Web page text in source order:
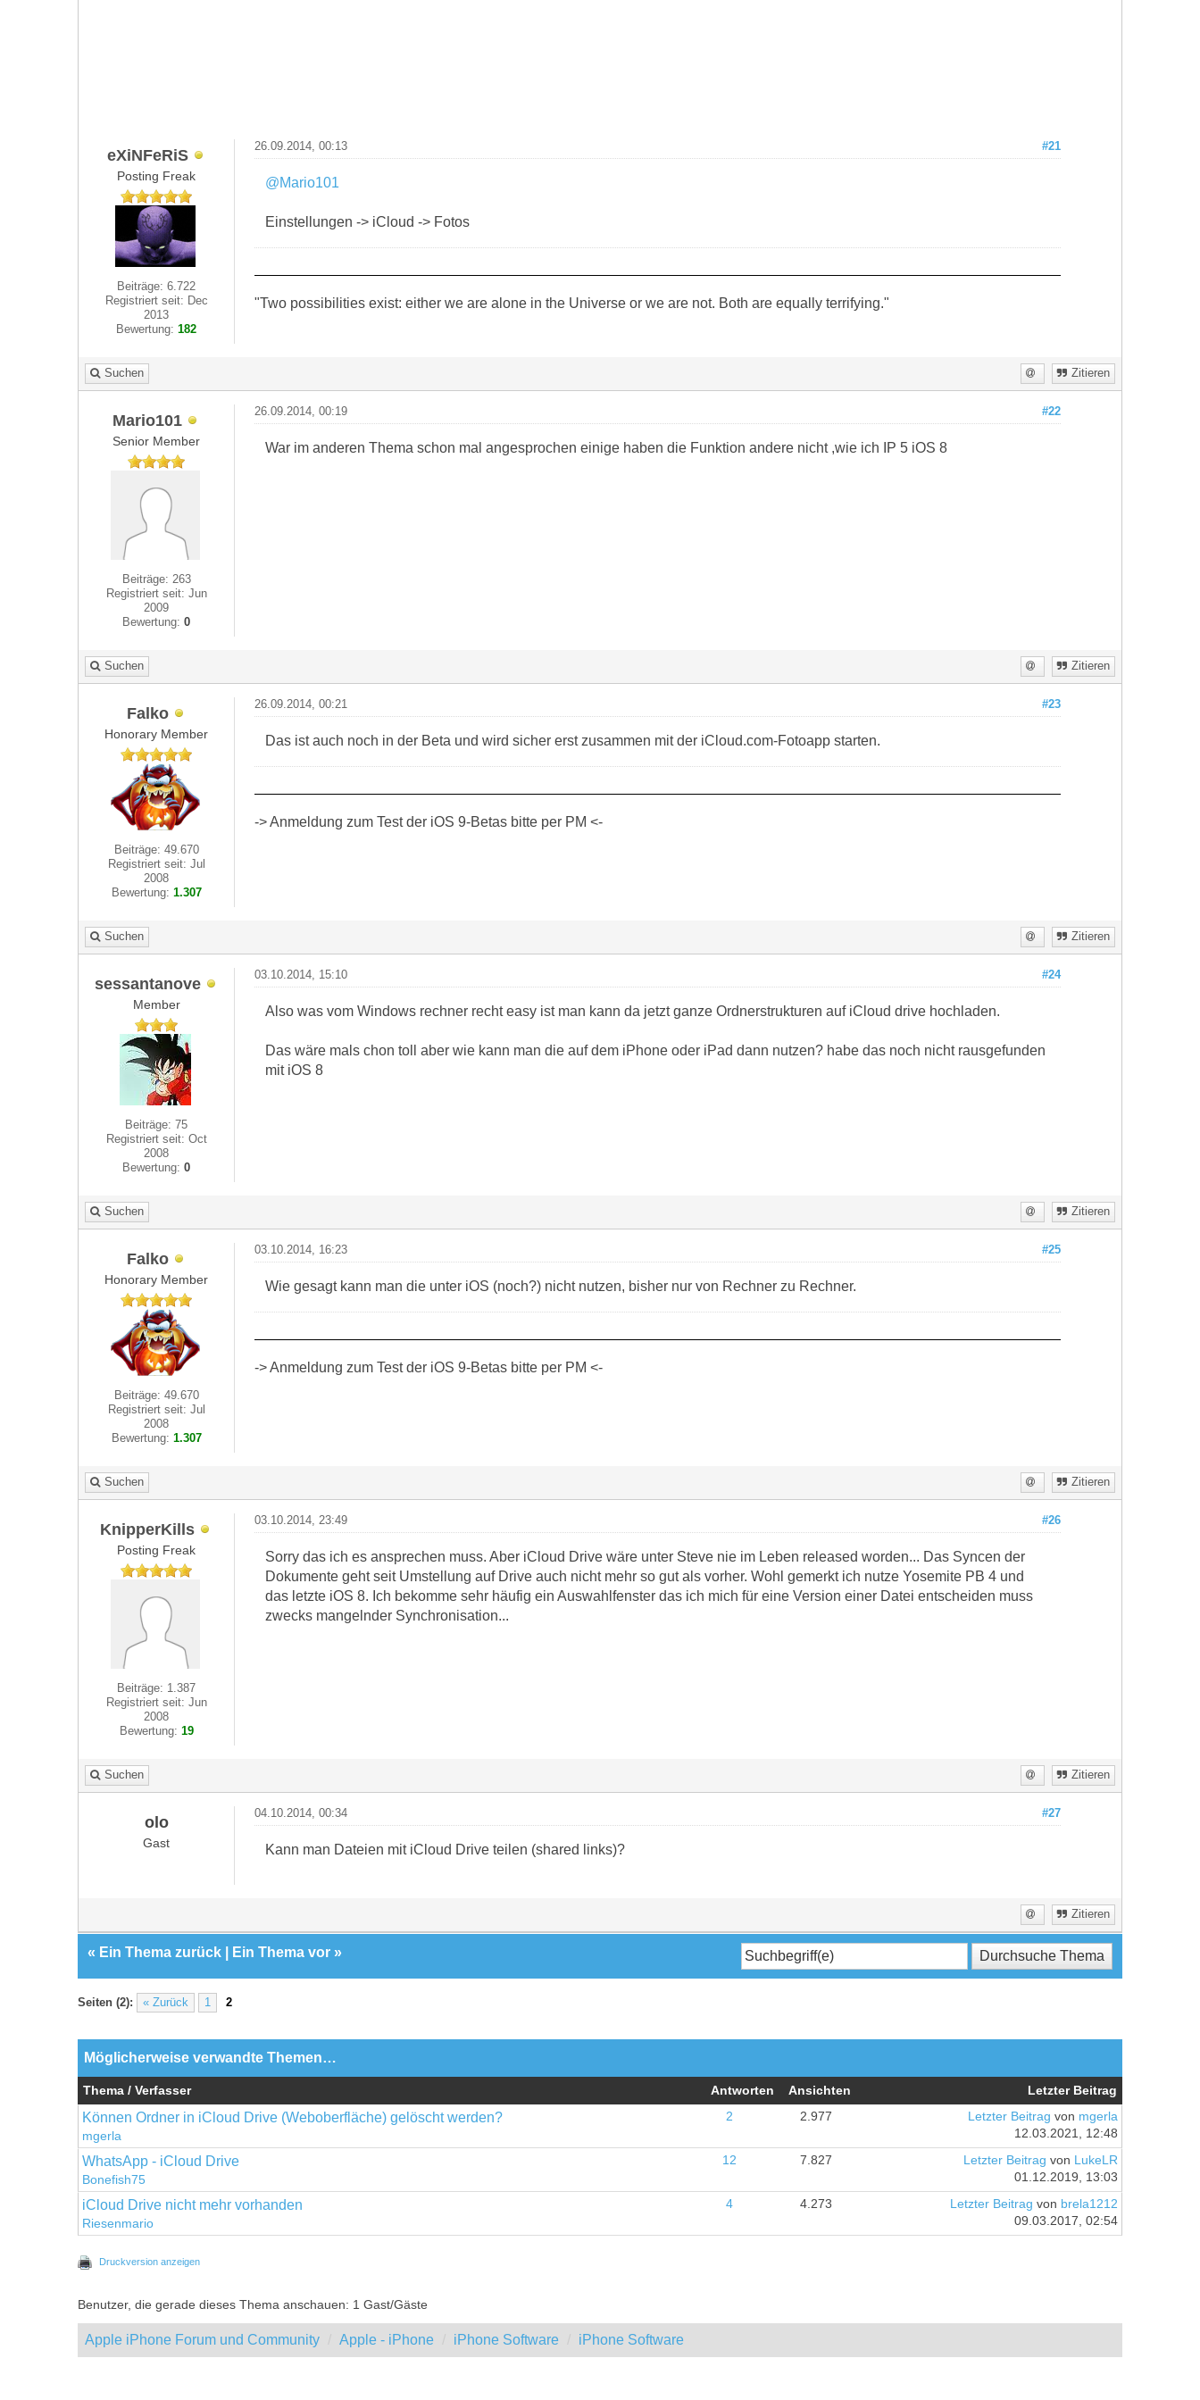
eXiNFeRiS
Posting Freak
Beiträge: 6.722
Registriert seit: Dec
2013
Bewertung:182
#21
26.09.2014, 00:13
@Mario101
Einstellungen -> iCloud -> Fotos
"Two possibilities exist: either we are alone in the Universe or we are not. Both are equally terrifying."
Suchen Zitieren
Mario101
Senior Member
Beiträge: 263
Registriert seit: Jun
2009
Bewertung:0
#22
26.09.2014, 00:19
War im anderen Thema schon mal angesprochen einige haben die Funktion andere nicht ,wie ich IP 5 iOS 8
Suchen Zitieren
Falko
Honorary Member
Beiträge: 49.670
Registriert seit: Jul
2008
Bewertung: 1.307
#23
26.09.2014, 00:21
Das ist auch noch in der Beta und wird sicher erst zusammen mit der iCloud.com-Fotoapp starten.
-> Anmeldung zum Test der iOS 9-Betas bitte per PM <-
Suchen Zitieren
sessantanove
Member
Beiträge: 75
Registriert seit: Oct
2008
Bewertung:0
#24
03.10.2014, 15:10
Also was vom Windows rechner recht easy ist man kann da jetzt ganze Ordnerstrukturen auf iCloud drive hochladen.
Das wäre mals chon toll aber wie kann man die auf dem iPhone oder iPad dann nutzen? habe das noch nicht rausgefunden
mit iOS 8
Suchen Zitieren
Falko
Honorary Member
Beiträge: 49.670
Registriert seit: Jul
2008
Bewertung: 1.307
#25
03.10.2014, 16:23
Wie gesagt kann man die unter iOS (noch?) nicht nutzen, bisher nur von Rechner zu Rechner.
-> Anmeldung zum Test der iOS 9-Betas bitte per PM <-
Suchen Zitieren
KnipperKills
Posting Freak
Beiträge: 1.387
Registriert seit: Jun
2008
Bewertung: 19
#26
03.10.2014, 23:49
Sorry das ich es ansprechen muss. Aber iCloud Drive wäre unter Steve nie im Leben released worden... Das Syncen der
Dokumente geht seit Umstellung auf Drive auch nicht mehr so gut als vorher. Wohl gemerkt ich nutze Yosemite PB 4 und
das letzte iOS 8. Ich bekomme sehr häufig ein Auswahlfenster das ich mich für eine Version einer Datei entscheiden muss
zwecks mangelnder Synchronisation...
Suchen Zitieren
olo
Gast
#27
04.10.2014, 00:34
Kann man Dateien mit iCloud Drive teilen (shared links)?
Zitieren
« Ein Thema zurück Ein Thema vor »
Seiten (2): « Zurück 1 2
Möglicherweise verwandte Themen…
Thema / Verfasser Antworten Ansichten Letzter Beitrag
Können Ordner in iCloud Drive (Weboberfläche) gelöscht werden?
mgerla
2 2.977 Letzter Beitrag von mgerla
12.03.2021, 12:48
WhatsApp - iCloud Drive
Bonefish75
12 7.827 Letzter Beitrag von LukeLR
01.12.2019, 13:03
iCloud Drive nicht mehr vorhanden
Riesenmario
4 4.273 Letzter Beitrag von brela1212
09.03.2017, 02:54
Druckversion anzeigen
Benutzer, die gerade dieses Thema anschauen: 1 Gast/Gäste
Apple iPhone Forum und Community Apple - iPhone iPhone Software iPhone Software